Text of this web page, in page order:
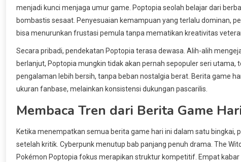
menjadi kunci menjaga umur game. Poptopia seolah belajar dari
bombastis sesaat. Penyesuaian kemampuan yang terlalu dominan,
bisa menurunkan frustasi pemula tanpa mematikan kreativitas
Secara pribadi, pendekatan Poptopia terasa dewasa. Alih-alih
berlanjut, Poptopia mungkin tidak akan pernah sepopuler seri
pengalaman lebih bersih, tanpa beban nostalgia berat. Berita game
ukuran fanbase, melainkan konsistensi dukungan pascarilis.
Membaca Tren dari Berita Game
Ketika menempatkan semua berita game hari ini dalam satu
setelah kritik. Cyberpunk menutup bab panjang penuh drama. The
Pokémon Poptopia fokus merapikan struktur kompetitif. Empat